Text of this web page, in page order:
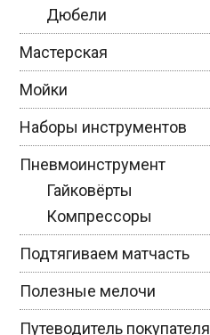
Дюбели
Мастерская
Мойки
Наборы инструментов
Пневмоинструмент
Гайковёрты
Компрессоры
Подтягиваем матчасть
Полезные мелочи
Путеводитель покупателя